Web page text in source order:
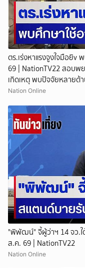
ตร.เร่งหาแรงจูงใจมือยิv
69 | NationTV22 สอบพ
เกิดเหตุ พบปัจจัยหลายด้า
Nation Online
"พิพัฒน์" จี้ผู้ว่าฯ 14 จว.ใ
ส.ค. 69 | NationTV22
Nation Online